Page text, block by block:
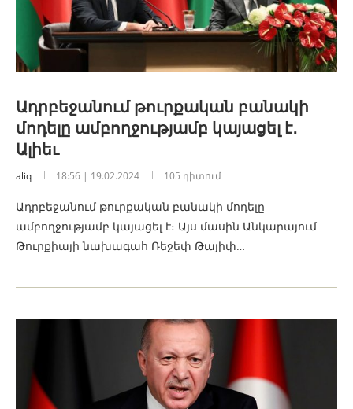
Ադրբեջանում թուրքական բանակի
մոդելը ամբողջությամբ կայացել է․
Ալիեւ
aliq 18:56 | 19.02.2024 105 դիտում
Ադրբեջանում թուրքական բանակի մոդելը
ամբողջությամբ կայացել է։ Այս մասին Անկարայում
Թուրքիայի նախագահ Ռեջեփ Թայիփ…